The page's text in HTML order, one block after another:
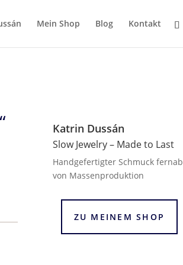
Mein Shop Blog Kontakt
Katrin Dussán
Slow Jewelry – Made to Last
Handgefertigter Schmuck fernab
von Massenproduktion
ZU MEINEM SHOP